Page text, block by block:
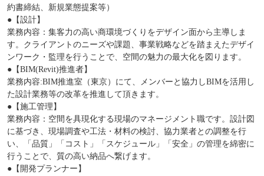
約書締結、新規業態提案等）
●【設計】
業務内容：集客力の高い商環境づくりをデザイン面から主導しま
す。クライアントのニーズや課題、事業戦略などを踏まえたデザイ
ンワーク・監理を行うことで、空間の魅力の最大化を図ります。
●【BIM(Revit)推進者】
業務内容:BIM推進室（東京）にて、メンバーと協力しBIMを活用し
た設計業務等の改革を推進して頂きます。
●【施工管理】
業務内容：空間を具現化する現場のマネージメント職です。設計図
に基づき、現場調査や工法・材料の検討、協力業者との調整を行
い、「品質」「コスト」「スケジュール」「安全」の管理を綿密に
行うことで、質の高い納品へ繋げます。
●【開発プランナー】